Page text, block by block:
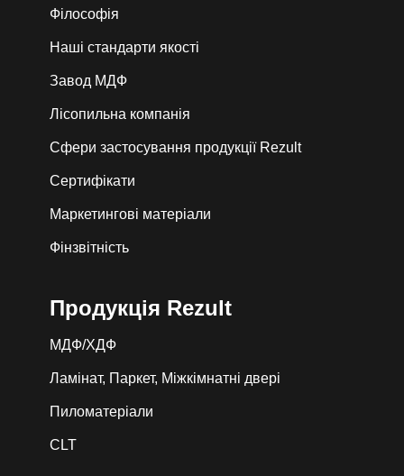
Філософія
Наші стандарти якості
Завод МДФ
Лiсопильна компанія
Сфери застосування продукції Rezult
Сертифікати
Маркетингові матеріали
Фінзвітність
Продукція Rezult
МДФ/ХДФ
Ламінат, Паркет, Міжкімнатні двері
Пиломатеріали
CLT